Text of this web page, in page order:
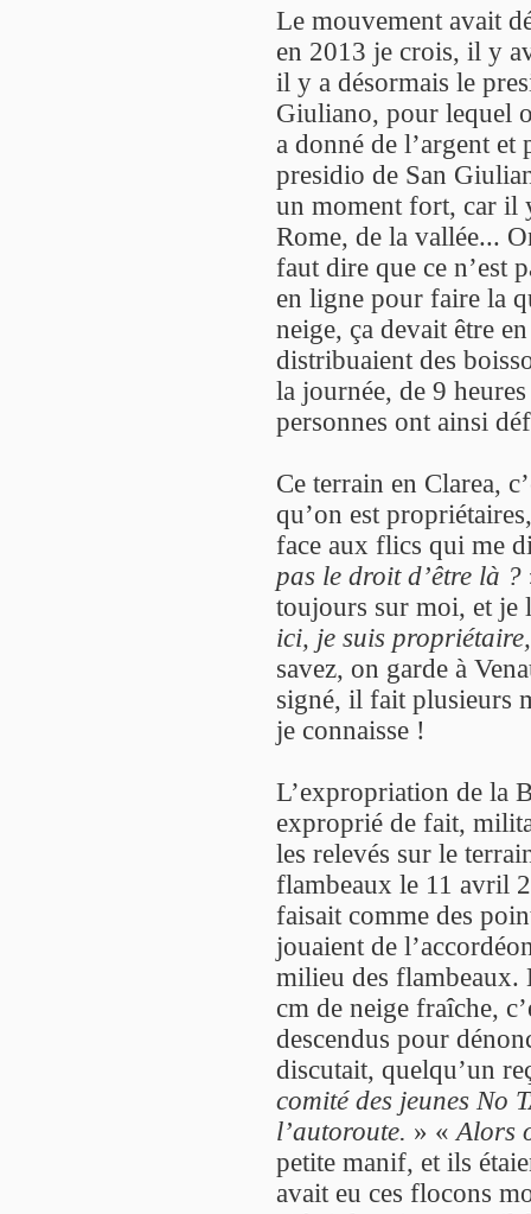
Le mouvement avait
en 2013 je crois, il y
il y a désormais le
Giuliano, pour lequel
a donné de l’argent et
presidio de San
un moment fort, car il
Rome, de la vallée...
faut dire que ce n’est
en ligne pour faire la
neige, ça devait être
distribuaient des
la journée, de 9
personnes ont ainsi
Ce terrain en Clarea,
qu’on est
face aux flics qui me
pas le droit d’être là ?
toujours sur moi, et je
ici, je suis
savez, on garde à
signé, il fait plusieurs
je connaisse !
L’expropriation de la
exproprié de fait,
les relevés sur le
flambeaux le 11 avril
faisait comme des
jouaient de
milieu des
cm de neige fraîche,
descendus pour
discutait, quelqu’un
comité des jeunes No
l’autoroute. » « Alors
petite manif, et ils
avait eu ces flocons